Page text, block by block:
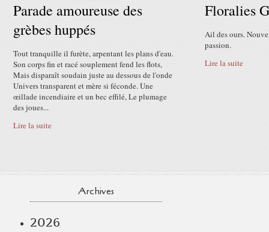
Parade amoureuse des
grèbes huppés
Tout tranquille il furète, arpentant les plans d'eau.
Son corps fin et racé souplement fend les flots,
Mais disparaît soudain juste au dessous de l'onde
Univers transparent et mère si féconde. Une
œillade incendiaire et un bec effilé, Le plumage
des joues...
Lire la suite
Floralies
Ail des ours.
passion.
Lire la suite
Archives
2026